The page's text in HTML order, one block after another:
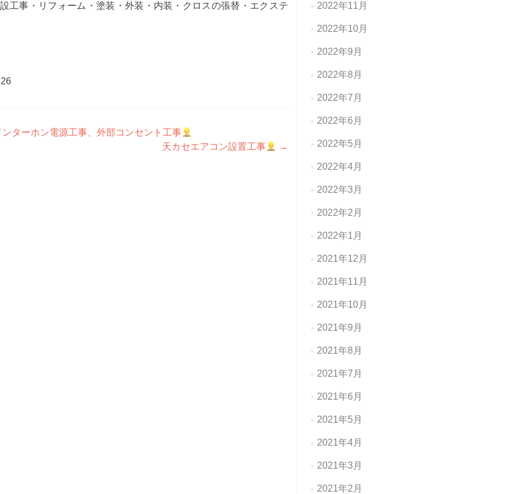
工事・リフォーム・塗装・外装・内装・クロスの張替・エクステ
ターホン電源工事、外部コンセント工事
天カセエアコン設置工事
→
2022年11月
2022年10月
2022年9月
2022年8月
2022年7月
2022年6月
2022年5月
2022年4月
2022年3月
2022年2月
2022年1月
2021年12月
2021年11月
2021年10月
2021年9月
2021年8月
2021年7月
2021年6月
2021年5月
2021年4月
2021年3月
2021年2月